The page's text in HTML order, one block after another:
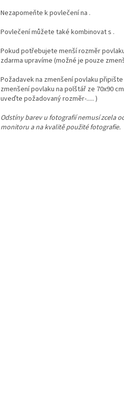
Nezapomeňte k povlečení na .
Povlečení můžete také kombinovat s .
Pokud potřebujete menší rozměr
zdarma upravíme (možné je pouze
Požadavek na zmenšení povlaku
zmenšení povlaku na polštář ze 70x90
uveďte požadovaný rozměr-..... )
Odstíny barev u fotografií nemusí zcela
monitoru a na kvalitě použité fotografie.